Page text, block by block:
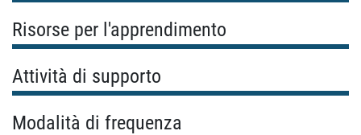
Risorse per l'apprendimento
Attività di supporto
Modalità di frequenza